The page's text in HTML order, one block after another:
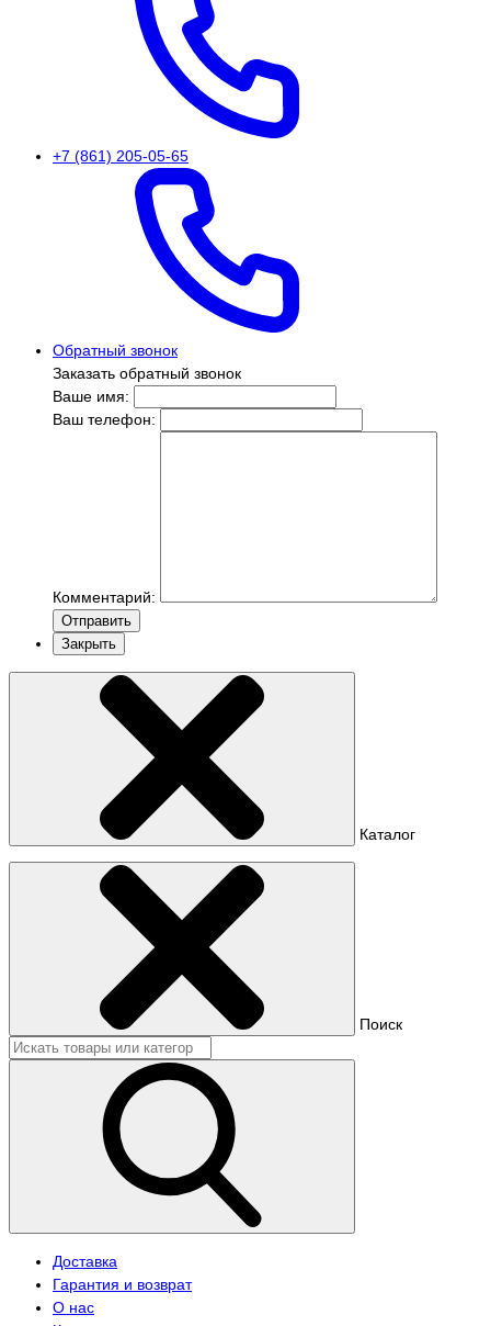
+7 (861) 205-05-65
Обратный звонок
Заказать обратный звонок
Ваше имя:
Ваш телефон:
Комментарий:
Отправить
Закрыть
Каталог
Поиск
Доставка
Гарантия и возврат
О нас